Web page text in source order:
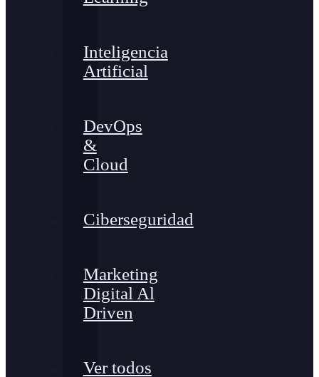
Inteligencia
Artificial
DevOps
&
Cloud
Ciberseguridad
Marketing
Digital Al
Driven
Ver todos